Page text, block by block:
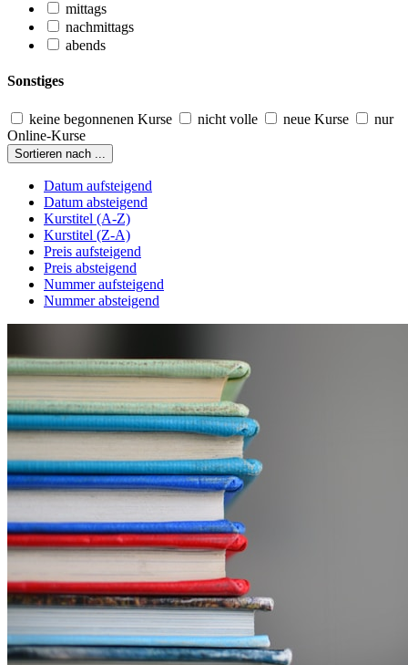
mittags
nachmittags
abends
Sonstiges
keine begonnenen Kurse nicht volle neue Kurse
nur
Online-Kurse
Sortieren nach ...
Datum aufsteigend
Datum absteigend
Kurstitel (A-Z)
Kurstitel (Z-A)
Preis aufsteigend
Preis absteigend
Nummer aufsteigend
Nummer absteigend